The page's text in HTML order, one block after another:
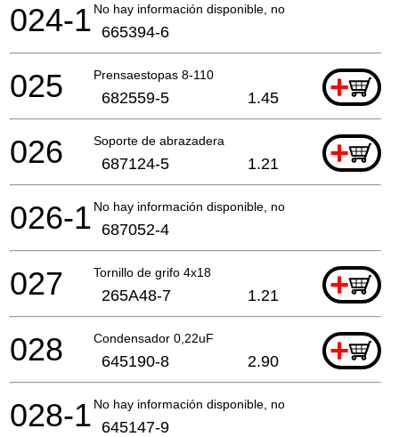
No hay información disponible, no se puede pedir
024-1 665394-6
Prensaestopas 8-110 +
025 682559-5 1.45
Soporte de abrazadera +
026 687124-5 1.21
No hay información disponible, no se puede pedir
026-1 687052-4
Tornillo de grifo 4x18 +
027 265A48-7 1.21
Condensador 0,22uF +
028 645190-8 2.90
No hay información disponible, no se puede pedir
028-1 645147-9